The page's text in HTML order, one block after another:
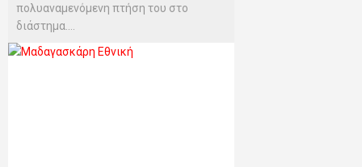
πολυαναμενόμενη πτήση του στο
διάστημα....